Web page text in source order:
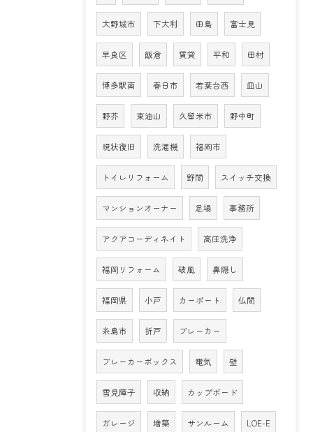
大野城市 下大利 田島 富士見
早良区 飯倉 賃貸 平和 田村
博多駅南 春日市 若葉台西 皿山
野芥 東油山 久留米市 野中町
現状復旧 洗濯機 福岡市
トイレリフォーム 野間 スイッチ交換
マンションオーナー 足場 事務所
アクアコーディネイト 高圧洗浄
福岡リフォーム 破風 鼻隠し
福岡県 小戸 カーポート 仏間
糸島市 折戸 ブレーカー
ブレーカーボックス 電気 壁
雪見障子 収納 カップボード
ガレージ 増築 サンルーム LOE-E